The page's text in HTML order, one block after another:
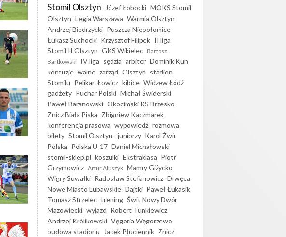
Stomil Olsztyn Józef Łobocki MOKS Stomil
Olsztyn Legia Warszawa Warmia Olsztyn
Andrzej Biedrzycki Puszcza Niepołomice
Łukasz Suchocki Krzysztof Filipek II liga
Stomil II Olsztyn GKS Wikielec Bartosz
Bartkowski IV liga sędzia arbiter Dominik Kun
kontuzje walne zarząd Olsztyn stadion
Stomilu Pelikan Łowicz kibice Widzew Łódź
gadżety Puchar Polski Michał Świderski
Paweł Baranowski Okocimski KS Brzesko
Znicz Biała Piska Zbigniew Kaczmarek
konferencja prasowa wypowiedź rozmowa
bilety Stomil Olsztyn - juniorzy Karol Żwir
Polska Polska U-17 Daniel Michałowski
stomil-sklep.pl koszulki Ekstraklasa Piotr
Grzymowicz Artur Aluszyk Mamry Giżycko
Wigry Suwałki Radosław Stefanowicz Drwęca
Nowe Miasto Lubawskie Dajtki Paweł Łukasik
Tomasz Strzelec trening Świt Nowy Dwór
Mazowiecki wyjazd Robert Tunkiewicz
Andrzej Królikowski Vęgoria Węgorzewo
budowa stadionu
Jacek Płuciennik Znicz